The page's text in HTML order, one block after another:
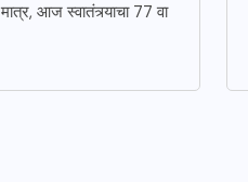
आज स्वातंत्र्याचा 77 वा